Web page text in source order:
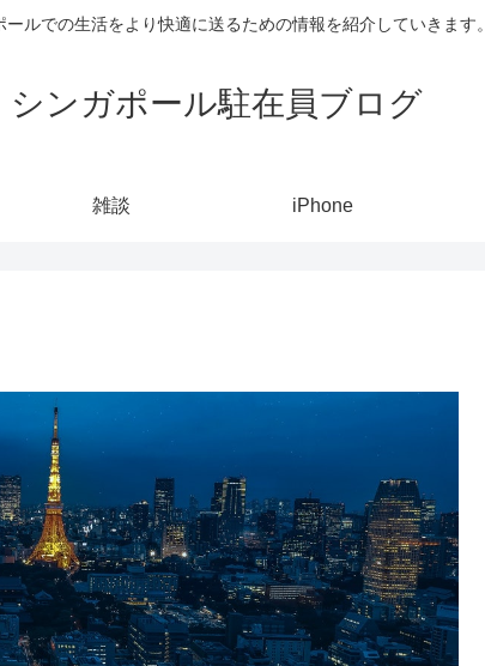
ールでの生活をより快適に送るための情報を紹介していきます。
シンガポール駐在員ブログ
雑談 iPhone